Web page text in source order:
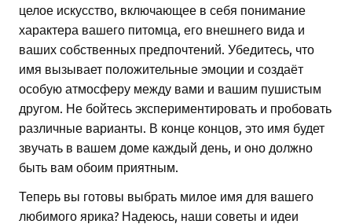
целое искусство, включающее в себя понимание
характера вашего питомца, его внешнего вида и
ваших собственных предпочтений. Убедитесь, что
имя вызывает положительные эмоции и создаёт
особую атмосферу между вами и вашим пушистым
другом. Не бойтесь экспериментировать и пробовать
различные варианты. В конце концов, это имя будет
звучать в вашем доме каждый день, и оно должно
быть вам обоим приятным.
Теперь вы готовы выбрать милое имя для вашего
любимого ярика? Надеюсь, наши советы и идеи